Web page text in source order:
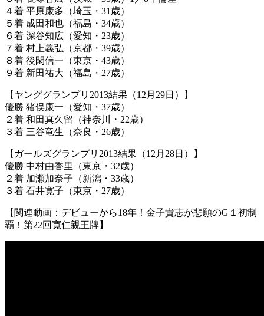
４着 平原康多（埼玉・31歳）
５着 成田和也（福島・34歳）
６着 深谷知広（愛知・23歳）
７着 村上義弘（京都・39歳）
８着 後閑信一（東京・43歳）
９着 新田祐大（福島・27歳）
【ヤンググランプリ2013結果（12月29日）】
優勝 猪俣康一（愛知・37歳）
２着 和田真久留（神奈川・22歳）
３着 三谷竜生（奈良・26歳）
【ガールズグランプリ2013結果（12月28日）】
優勝 中村由香里（東京・32歳）
２着 加瀬加奈子（新潟・33歳）
３着 石井寛子（東京・27歳）
【関連動画：デビューから18年！金子貴志が悲願のG１初制
覇！第22回寛仁親王牌】